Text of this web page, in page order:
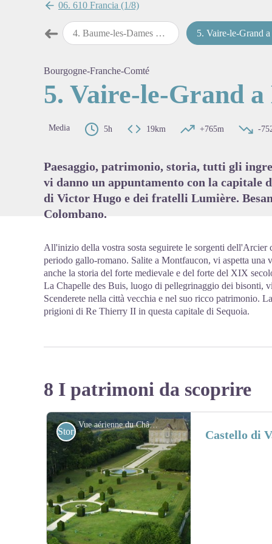
06. 610 Francia (1/8)
➜Passo precedente
4. Baume-les-Dames a Vaire-le-Grand 5.Vaire-le-Grand a
Bourgogne-Franche-Comté
5. Vaire-le-Grand a
Media 5h 19km +765m -
Paesaggio, patrimonio, storia, tutti gli
vi danno un appuntamento con la capitale
di Victor Hugo e dei fratelli Lumière.
Colombano.
All'inizio della vostra sosta seguirete le sorgenti dell'Arcier
periodo gallo-romano. Salite a Montfaucon, vi aspetta una
anche la storia del forte medievale e del forte del XIX
La Chapelle des Buis, luogo di pellegrinaggio dei bisonti,
Scenderete nella città vecchia e nel suo ricco patrimonio.
prigioni di Re Thierry II in questa capitale di Sequoia.
8 I patrimoni da scoprire
Vue aérienne du Château de Vaire-Arcier - Site internet du château de Vaire
Storici Castello di